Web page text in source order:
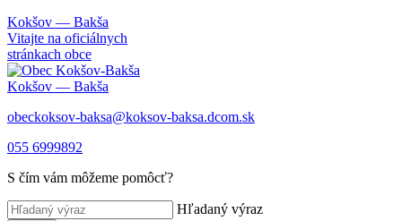
Kokšov — Bakša
Vitajte na oficiálnych
stránkach obce
Kokšov — Bakša
obeckoksov-baksa@koksov-baksa.dcom.sk
055 6999892
S čím vám môžeme pomôcť?
Hľadaný výraz